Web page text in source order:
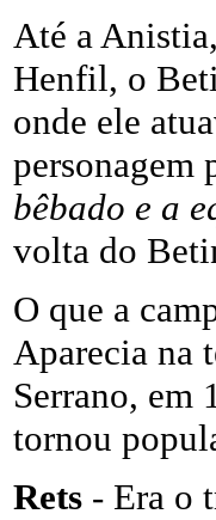
Até a
Henfil, o
onde ele
personagem
bêbado e a
volta do
O que a
Aparecia na
Serrano, em
tornou
Rets - Era o